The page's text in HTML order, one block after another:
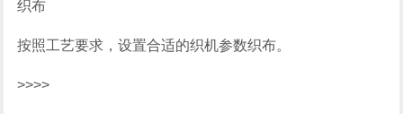
织布
按照工艺要求，设置合适的织机参数织布。
>>>>